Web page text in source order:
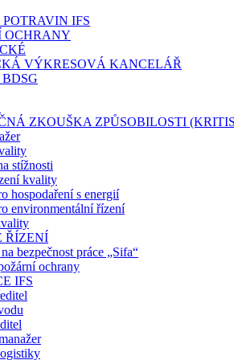
IFS
OCHRANY
VÝKRESOVÁ KANCELÁŘ
ZKOUŠKA ZPŮSOBILOSTI
stížnosti
kvality
hospodaření s energií
environmentální řízení
ŘÍZENÍ
bezpečnost práce „Sifa“
ochrany
IFS